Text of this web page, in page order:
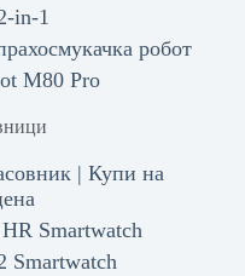
in-1
робот
M80 Pro
| Купи на
Smartwatch
Smartwatch